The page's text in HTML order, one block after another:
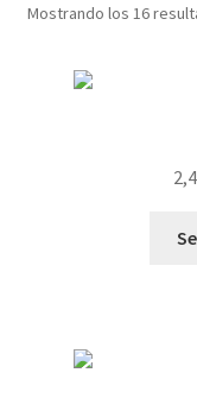
Mostrando los 16